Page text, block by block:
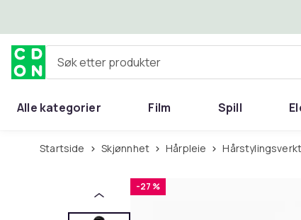
Søk etter produkter
Alle kategorier Film Spill
Startside Skjønnhet Hårpleie
-27 %